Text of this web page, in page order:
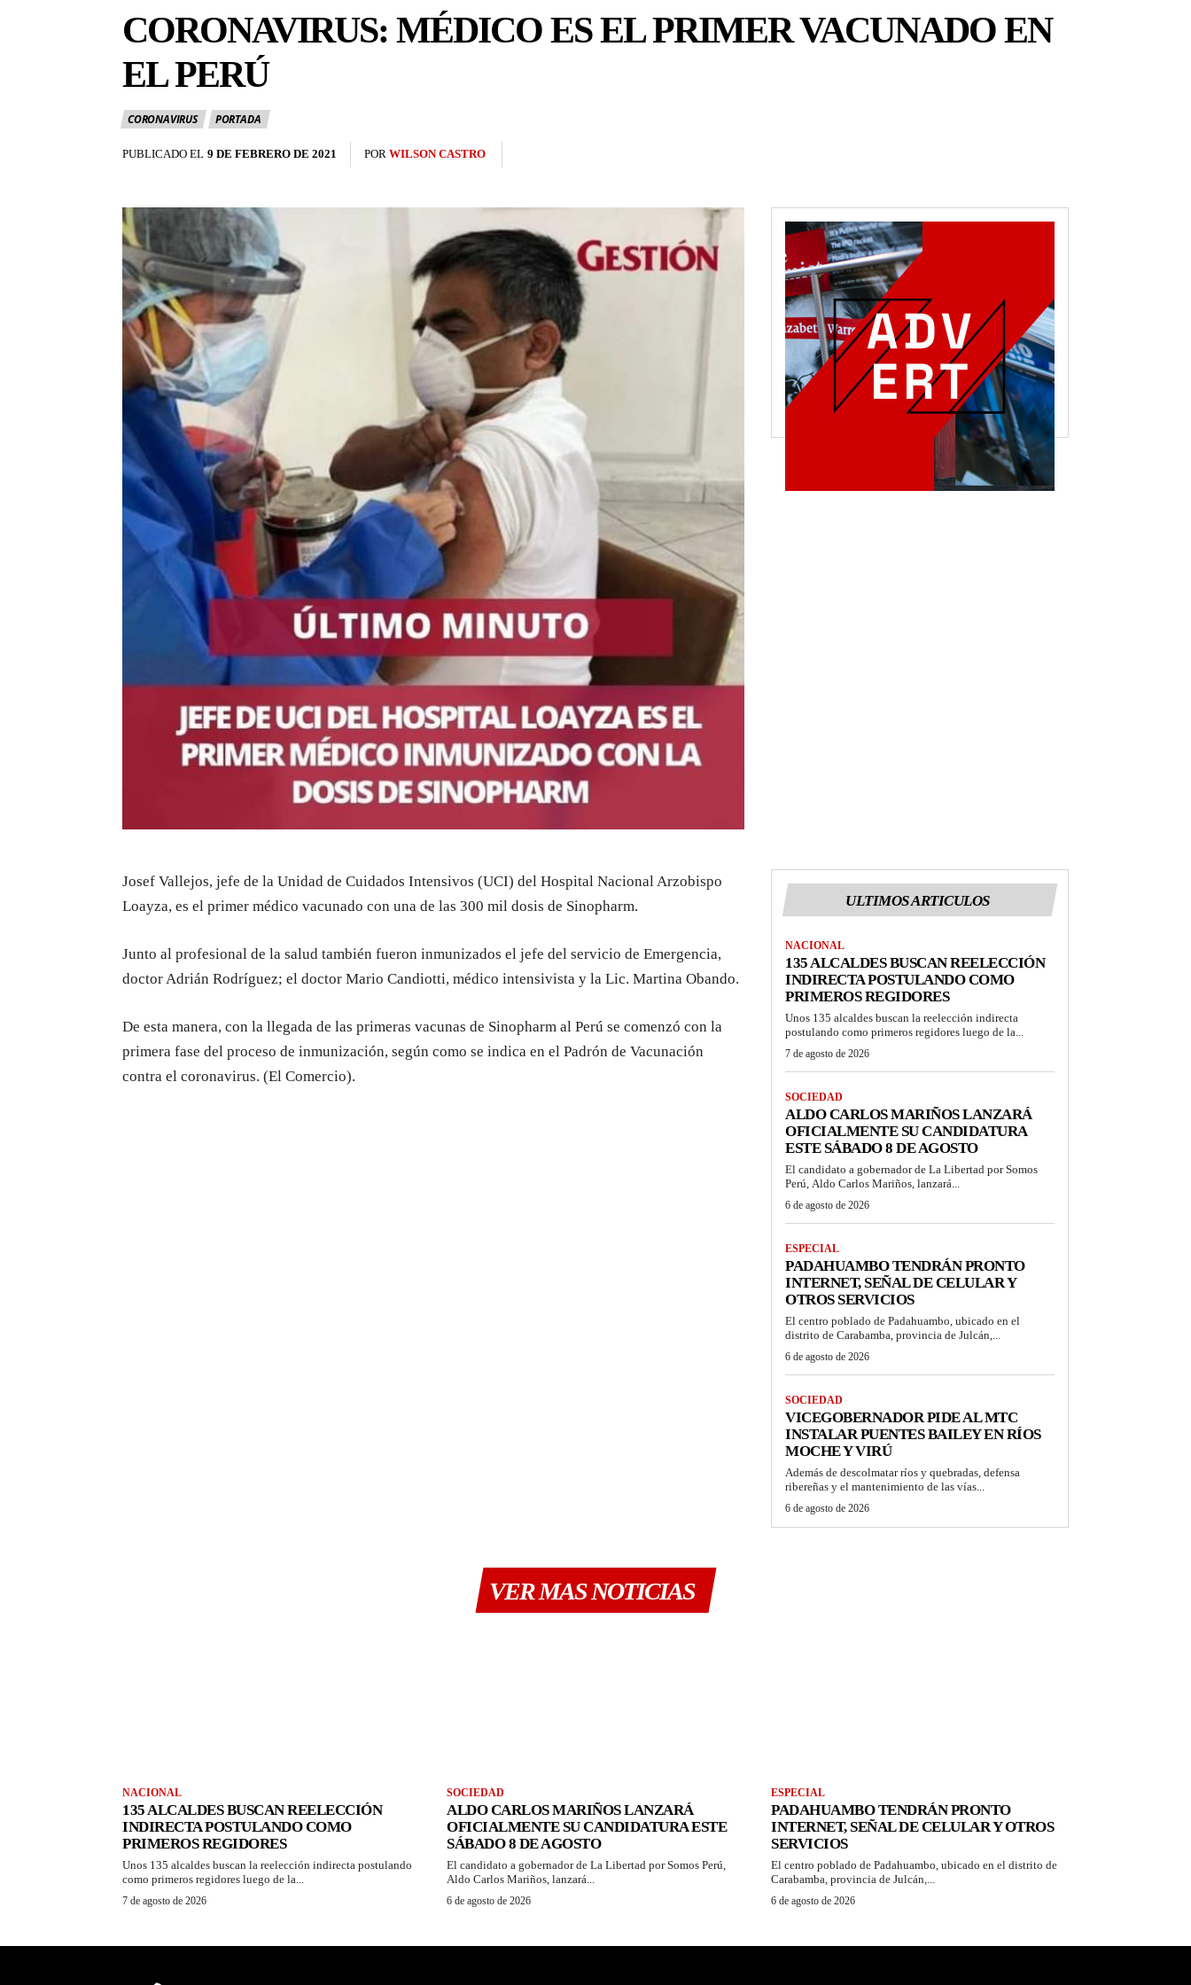
CORONAVIRUS: MÉDICO ES EL PRIMER VACUNADO EN
EL PERÚ
CORONAVIRUS PORTADA
PUBLICADO EL 9 DE FEBRERO DE 2021 POR WILSON CASTRO
Josef Vallejos, jefe de la Unidad de Cuidados Intensivos (UCI) del Hospital Nacional Arzobispo
Loayza, es el primer médico vacunado con una de las 300 mil dosis de Sinopharm.
Junto al profesional de la salud también fueron inmunizados el jefe del servicio de Emergencia,
doctor Adrián Rodríguez; el doctor Mario Candiotti, médico intensivista y la Lic. Martina Obando.
De esta manera, con la llegada de las primeras vacunas de Sinopharm al Perú se comenzó con la
primera fase del proceso de inmunización, según como se indica en el Padrón de Vacunación
contra el coronavirus. (El Comercio).
ULTIMOS ARTICULOS
NACIONAL
135 ALCALDES BUSCAN REELECCIÓN
INDIRECTA POSTULANDO COMO
PRIMEROS REGIDORES
Unos 135 alcaldes buscan la reelección indirecta
postulando como primeros regidores luego de la...
7 de agosto de 2026
SOCIEDAD
ALDO CARLOS MARIÑOS LANZARÁ
OFICIALMENTE SU CANDIDATURA
ESTE SÁBADO 8 DE AGOSTO
El candidato a gobernador de La Libertad por Somos
Perú, Aldo Carlos Mariños, lanzará...
6 de agosto de 2026
ESPECIAL
PADAHUAMBO TENDRÁN PRONTO
INTERNET, SEÑAL DE CELULAR Y
OTROS SERVICIOS
El centro poblado de Padahuambo, ubicado en el
distrito de Carabamba, provincia de Julcán,...
6 de agosto de 2026
SOCIEDAD
VICEGOBERNADOR PIDE AL MTC
INSTALAR PUENTES BAILEY EN RÍOS
MOCHE Y VIRÚ
Además de descolmatar ríos y quebradas, defensa
ribereñas y el mantenimiento de las vías...
6 de agosto de 2026
VER MAS NOTICIAS
NACIONAL
135 ALCALDES BUSCAN REELECCIÓN
INDIRECTA POSTULANDO COMO
PRIMEROS REGIDORES
Unos 135 alcaldes buscan la reelección indirecta postulando
como primeros regidores luego de la...
7 de agosto de 2026
SOCIEDAD
ALDO CARLOS MARIÑOS LANZARÁ
OFICIALMENTE SU CANDIDATURA ESTE
SÁBADO 8 DE AGOSTO
El candidato a gobernador de La Libertad por Somos Perú,
Aldo Carlos Mariños, lanzará...
6 de agosto de 2026
ESPECIAL
PADAHUAMBO TENDRÁN PRONTO
INTERNET, SEÑAL DE CELULAR Y OTROS
SERVICIOS
El centro poblado de Padahuambo, ubicado en el distrito de
Carabamba, provincia de Julcán,...
6 de agosto de 2026